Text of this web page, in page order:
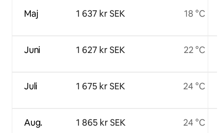
Maj
Juni
Juli
Aug.
1 637 kr SEK
1 627 kr SEK
1 675 kr SEK
1 865 kr SEK
18 °C
22 °C
24 °C
24 °C